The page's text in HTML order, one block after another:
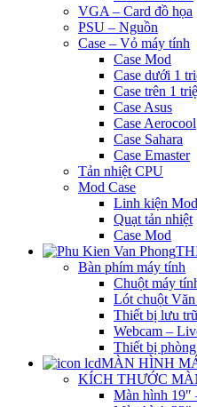
VGA – Card đồ họa
PSU – Nguồn
Case – Vỏ máy tính
Case Mod
Case dưới 1
Case trên 1
Case Asus
Case Aerocool
Case Sahara
Case Emaster
Tản nhiệt CPU
Mod Case
Linh kiện Mod
Quạt tản nhiệt
Case Mod
Bàn phím máy tính
Chuột máy
Lót chuột
Thiết bị lưu
Webcam –
Thiết bị
MÀN HÌNH
KÍCH THƯỚC
Màn hình 19″